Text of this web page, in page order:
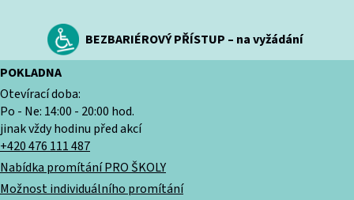
BEZBARIÉROVÝ PŘÍSTUP – na vyžádání
POKLADNA
Otevírací doba:
Po - Ne: 14:00 - 20:00 hod.
jinak vždy hodinu před akcí
+420 476 111 487
Nabídka promítání PRO ŠKOLY
Možnost individuálního promítání